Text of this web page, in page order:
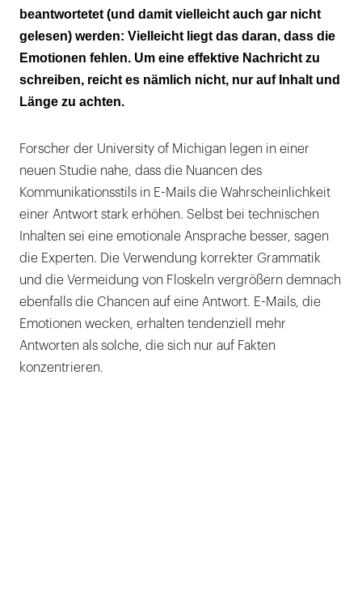
emotionale Ansprache besser!
beantwortetet (und damit vielleicht auch gar nicht
gelesen) werden: Vielleicht liegt das daran, dass die
Emotionen fehlen. Um eine effektive Nachricht zu
schreiben, reicht es nämlich nicht, nur auf Inhalt und
Länge zu achten.
Forscher der University of Michigan legen in einer
neuen Studie nahe, dass die Nuancen des
Kommunikationsstils in E-Mails die Wahrscheinlichkeit
einer Antwort stark erhöhen. Selbst bei technischen
Inhalten sei eine emotionale Ansprache besser, sagen
die Experten. Die Verwendung korrekter Grammatik
und die Vermeidung von Floskeln vergrößern demnach
ebenfalls die Chancen auf eine Antwort. E-Mails, die
Emotionen wecken, erhalten tendenziell mehr
Antworten als solche, die sich nur auf Fakten
konzentrieren.